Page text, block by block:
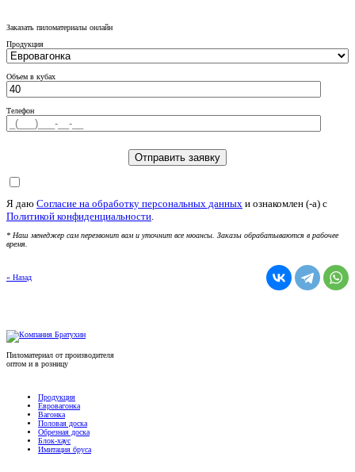
Заказать пиломатериалы онлайн
Продукция
Объем в кубах
Телефон
Я даю Согласие на обработку персональных данных и ознакомлен (-а) c
Политикой конфиденциальности
* Наш менеджер сам перезвонит вам и уточнит все нюансы. Заказы обрабатываются в рабочее
время.
« Назад
Пиломатериал от производителя
оптом и в розницу
Продукция
Евровагонка
Вагонка
Половая доска
Обрезная доска
Блок-хаус
Имитация бруса